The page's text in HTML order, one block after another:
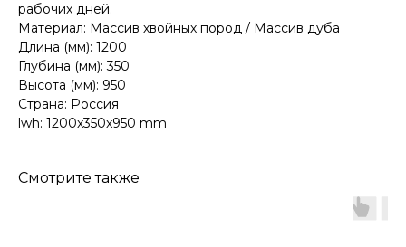
рабочих дней.
Материал: Массив хвойных пород / Массив дуба
Длина (мм): 1200
Глубина (мм): 350
Высота (мм): 950
Страна: Россия
lwh: 1200x350x950 mm
Смотрите также